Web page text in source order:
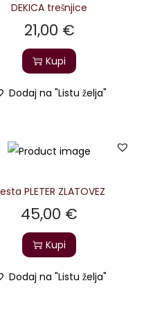
DEKICA trešnjice
21,00 €
Kupi
Dodaj na "Listu želja"
PLETER ZLATOVEZ
45,00 €
Kupi
Dodaj na "Listu želja"